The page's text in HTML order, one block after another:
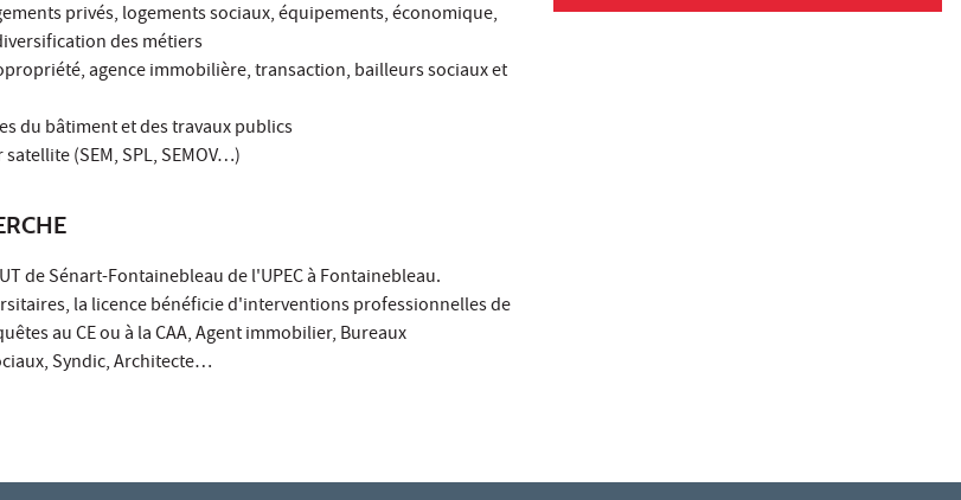
privés, logements sociaux, équipements, économique,
des métiers
agence immobilière, transaction, bailleurs sociaux et
du bâtiment et des travaux publics
(SEM, SPL, SEMOV…)
de Sénart-Fontainebleau de l'UPEC à Fontainebleau.
la licence bénéficie d'interventions professionnelles de
au CE ou à la CAA, Agent immobilier, Bureaux
Syndic, Architecte…